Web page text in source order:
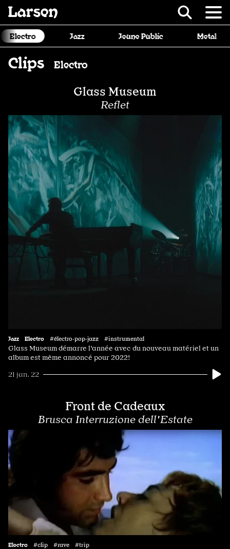
Jazz Jeune Public Metal Musique
Clips Electro
Glass Museum
Reflet
Jazz Electro #électro·pop·jazz #instrumental
Glass Museum démarre l'année avec du nouveau matériel et un
album est même annoncé pour 2022!
21 jan. 22
Front de Cadeaux
Brusca Interruzione dell'Estate
Electro #clip #rave #trip